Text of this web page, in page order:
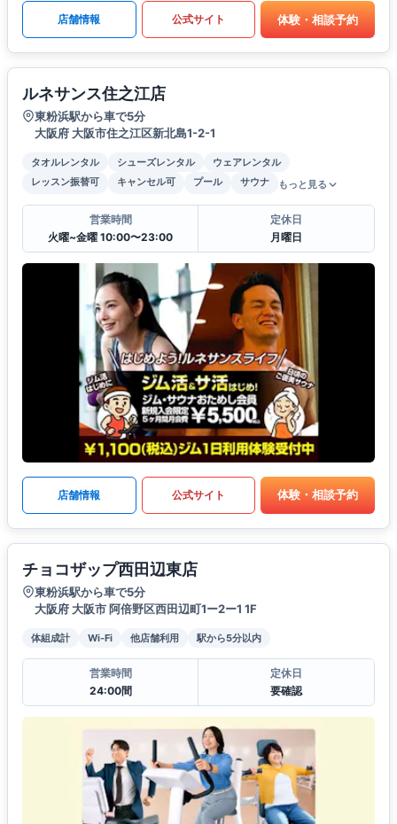
店舗情報 公式サイト 体験・相談予約
ルネサンス住之江店
東粉浜駅から車で5分
大阪府 大阪市住之江区新北島1-2-1
タオルレンタル シューズレンタル
ウェアレンタル
レッスン振替可
キャンセル可 プール サウナ もっと見る
営業時間
火曜~金曜 10:00〜23:00
定休日
月曜日
店舗情報 公式サイト 体験・相談予約
チョコザップ西田辺東店
東粉浜駅から車で5分
大阪府 大阪市 阿倍野区西田辺町1ー2ー1 1F
体組成計 Wi-Fi 他店舗利用 駅から5分以内
営業時間
24:00間
定休日
要確認